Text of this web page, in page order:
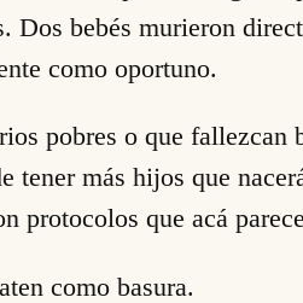
Dos bebés murieron
como oportuno.
pobres o que
más hijos que
que acá
como basura.